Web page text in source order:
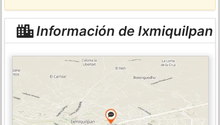
Información de Ixmiquilpan